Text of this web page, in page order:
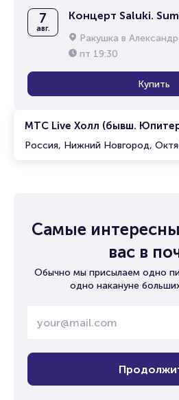
МТС Live Холл (бывш.
Россия, Нижний Новгород,
7
авг.
Концерт Saluki.
Ракушка в
пт 19:30
Купить
Самые
вас в
Обычно мы присылаем одно
одно накануне